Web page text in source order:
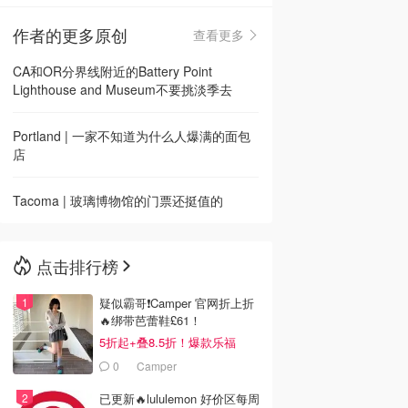
🇳🇿新西兰
作者的更多原创
查看更多
CA和OR分界线附近的Battery Point
Lighthouse and Museum不要挑淡季去
Portland | 一家不知道为什么人爆满的面包
店
Tacoma | 玻璃博物馆的门票还挺值的
点击排行榜
疑似霸哥❗️Camper 官网折上折
🔥绑带芭蕾鞋£61！
5折起+叠8.5折！爆款乐福
£68！
0 Camper
已更新🔥lululemon 好价区每周